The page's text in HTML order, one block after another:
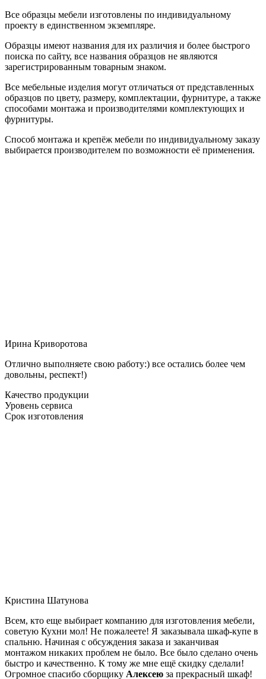
Все образцы мебели изготовлены по индивидуальному
проекту в единственном экземпляре.
Образцы имеют названия для их различия и более быстрого
поиска по сайту, все названия образцов не являются
зарегистрированным товарным знаком.
Все мебельные изделия могут отличаться от представленных
образцов по цвету, размеру, комплектации, фурнитуре, а также
способами монтажа и производителями комплектующих и
фурнитуры.
Способ монтажа и крепёж мебели по индивидуальному заказу
выбирается производителем по возможности её применения.
Ирина Криворотова
Отлично выполняете свою работу:) все остались более чем
довольны, респект!)
Качество продукции
Уровень сервиса
Срок изготовления
Кристина Шатунова
Всем, кто еще выбирает компанию для изготовления мебели,
советую Кухни мол! Не пожалеете! Я заказывала шкаф-купе в
спальню. Начиная с обсуждения заказа и заканчивая
монтажом никаких проблем не было. Все было сделано очень
быстро и качественно. К тому же мне ещё скидку сделали!
Огромное спасибо сборщику Алексею за прекрасный шкаф!